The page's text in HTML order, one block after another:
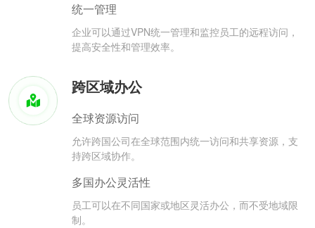
统一管理
企业可以通过VPN统一管理和监控员工的远程访问，
提高安全性和管理效率。
跨区域办公
全球资源访问
允许跨国公司在全球范围内统一访问和共享资源，支
持跨区域协作。
多国办公灵活性
员工可以在不同国家或地区灵活办公，而不受地域限
制。